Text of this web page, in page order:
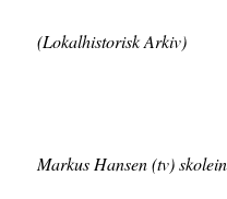
(Lokalhistorisk Arkiv)
Markus Hansen (tv)